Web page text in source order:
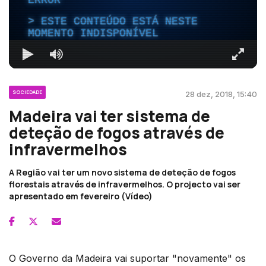
ESTE CONTEÚDO ESTÁ NESTE
MOMENTO INDISPONÍVEL
SOCIEDADE 28 dez, 2018, 15:40
Madeira vai ter sistema de
deteção de fogos através de
infravermelhos
A Região vai ter um novo sistema de deteção de fogos
florestais através de infravermelhos. O projecto vai ser
apresentado em fevereiro (Vídeo)
O Governo da Madeira vai suportar "novamente" os